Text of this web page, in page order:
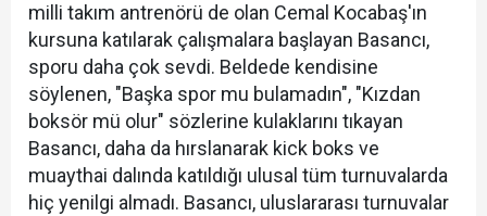
milli takım antrenörü de olan Cemal Kocabaş'ın
kursuna katılarak çalışmalara başlayan Basancı,
sporu daha çok sevdi. Beldede kendisine
söylenen, "Başka spor mu bulamadın", "Kızdan
boksör mü olur" sözlerine kulaklarını tıkayan
Basancı, daha da hırslanarak kick boks ve
muaythai dalında katıldığı ulusal tüm turnuvalarda
hiç yenilgi almadı. Basancı, uluslararası turnuvalar